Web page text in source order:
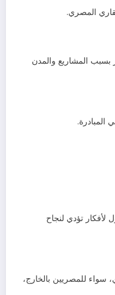
المصري.
بسبب المشاريع والمدن
لأفكار تؤدي لنجاح
سواء للمصريين بالخارج،